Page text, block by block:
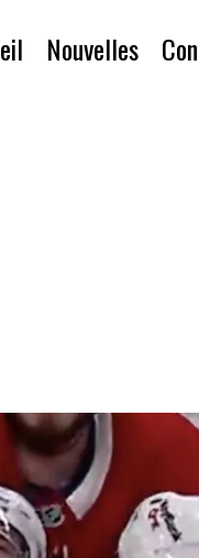
Nouvelles